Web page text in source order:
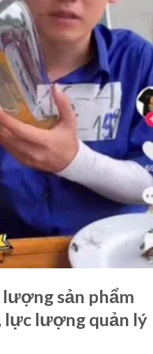
sản phẩm
lực lượng quản lý